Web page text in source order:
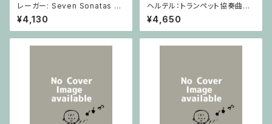
レーガー: Seven Sonatas o
p. 91 Heft 2 / ヴァイオリン
¥4,130
ヘルテル：トランペット協奏曲第1
番 変ホ長調/トランペット・ピア
ノ
¥4,650